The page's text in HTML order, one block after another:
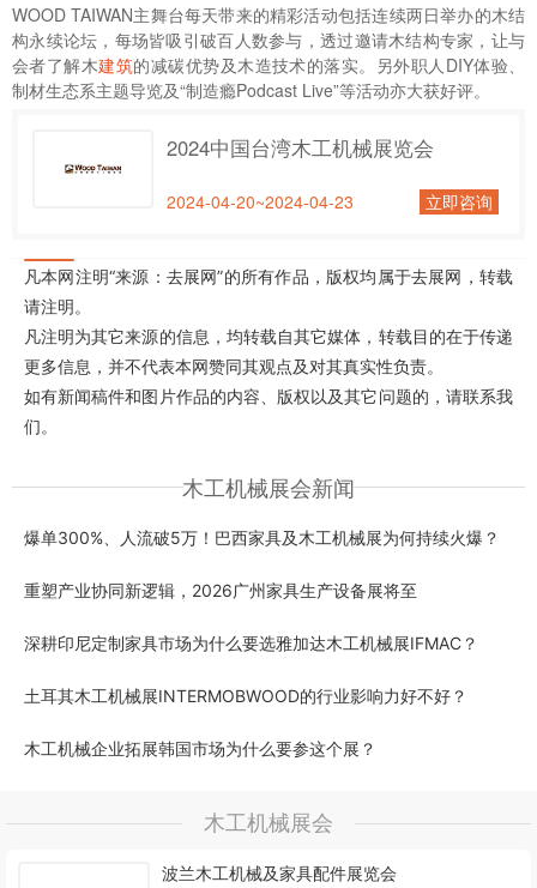
WOOD TAIWAN主舞台每天带来的精彩活动包括连续两日举办的木结
构永续论坛，每场皆吸引破百人数参与，透过邀请木结构专家，让与
会者了解木建筑的减碳优势及木造技术的落实。另外职人DIY体验、
制材生态系主题导览及“制造瘾Podcast Live”等活动亦大获好评。
2024中国台湾木工机械展览会
2024-04-20~2024-04-23 立即咨询
凡本网注明“来源：去展网”的所有作品，版权均属于去展网，转载
请注明。
凡注明为其它来源的信息，均转载自其它媒体，转载目的在于传递
更多信息，并不代表本网赞同其观点及对其真实性负责。
如有新闻稿件和图片作品的内容、版权以及其它问题的，请联系我
们。
木工机械展会新闻
爆单300%、人流破5万！巴西家具及木工机械展为何持续火爆？
重塑产业协同新逻辑，2026广州家具生产设备展将至
深耕印尼定制家具市场为什么要选雅加达木工机械展IFMAC？
土耳其木工机械展INTERMOBWOOD的行业影响力好不好？
木工机械企业拓展韩国市场为什么要参这个展？
木工机械展会
波兰木工机械及家具配件展览会